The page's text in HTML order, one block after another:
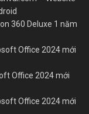
360 Deluxe 1 năm
Office 2024 mới
Office 2024 mới
Office 2024 mới